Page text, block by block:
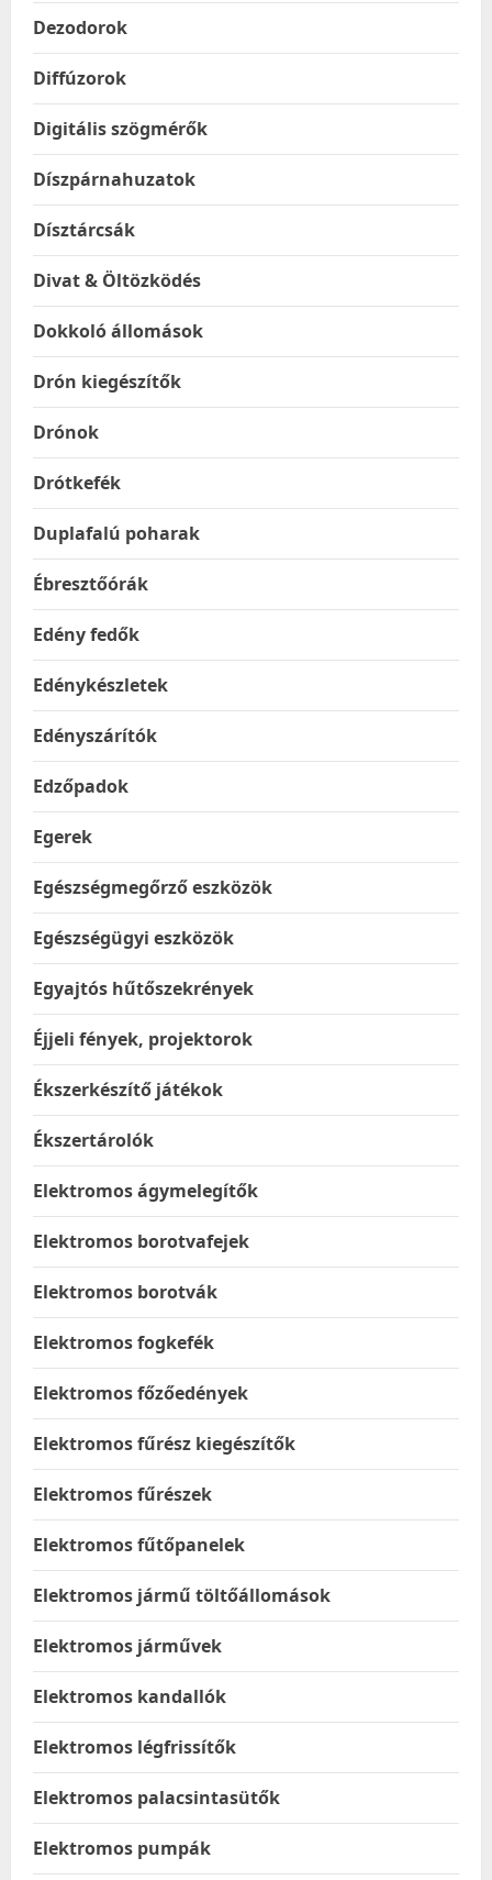
Dezodorok
Diffúzorok
Digitális szögmérők
Díszpárnahuzatok
Dísztárcsák
Divat & Öltözködés
Dokkoló állomások
Drón kiegészítők
Drónok
Drótkefék
Duplafalú poharak
Ébresztőórák
Edény fedők
Edénykészletek
Edényszárítók
Edzőpadok
Egerek
Egészségmegőrző eszközök
Egészségügyi eszközök
Egyajtós hűtőszekrények
Éjjeli fények, projektorok
Ékszerkészítő játékok
Ékszertárolók
Elektromos ágymelegítők
Elektromos borotvafejek
Elektromos borotvák
Elektromos fogkefék
Elektromos főzőedények
Elektromos fűrész kiegészítők
Elektromos fűrészek
Elektromos fűtőpanelek
Elektromos jármű töltőállomások
Elektromos járművek
Elektromos kandallók
Elektromos légfrissítők
Elektromos palacsintasütők
Elektromos pumpák